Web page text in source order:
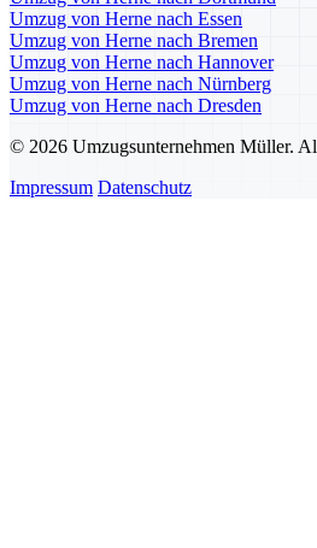
Umzug von Herne nach Essen
Umzug von Herne nach Bremen
Umzug von Herne nach Hannover
Umzug von Herne nach Nürnberg
Umzug von Herne nach Dresden
© 2026 Umzugsunternehmen Müller.
Impressum Datenschutz